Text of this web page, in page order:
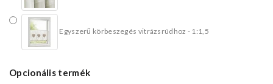
Egyszerű körbeszegés vitrázsrúdhoz - 1:1,5
Opcionális termék